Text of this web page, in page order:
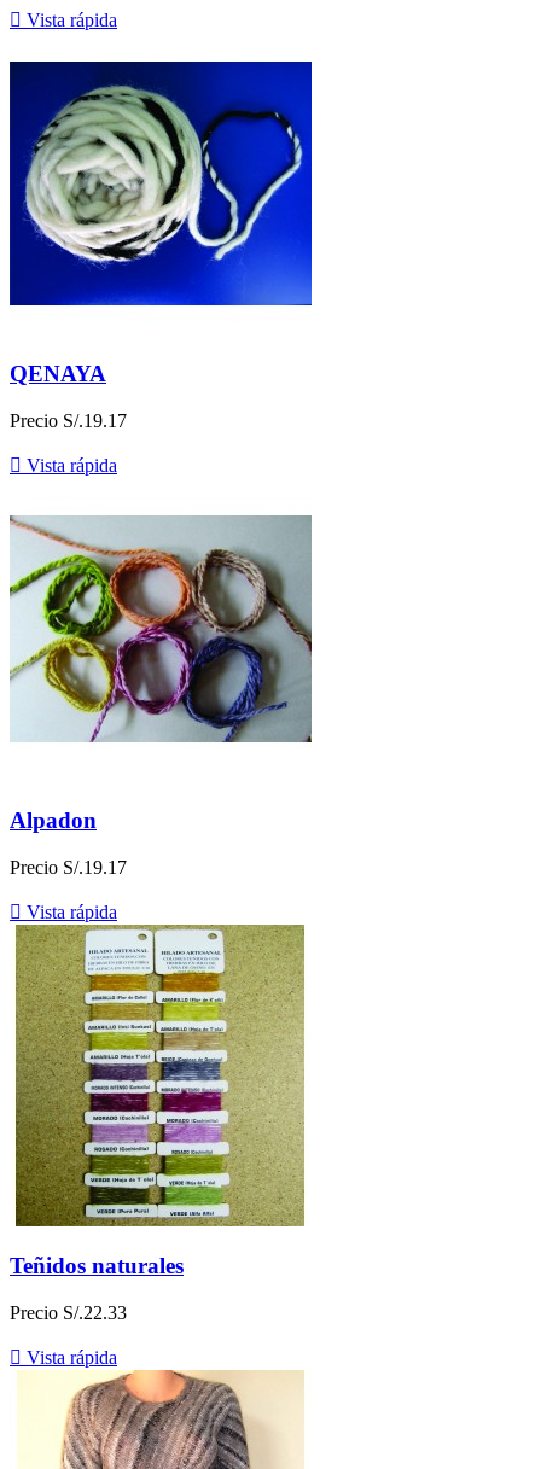
 Vista rápida
QENAYA
Precio S/.19.17
 Vista rápida
Alpadon
Precio S/.19.17
 Vista rápida
Teñidos naturales
Precio S/.22.33
 Vista rápida